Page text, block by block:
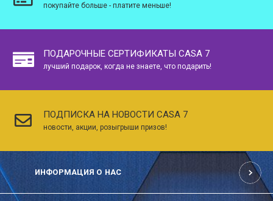
покупайте больше - платите меньше!
ПОДАРОЧНЫЕ СЕРТИФИКАТЫ CASA 7
лучший подарок, когда не знаете, что подарить!
ПОДПИСКА НА НОВОСТИ CASA 7
новости, акции, розыгрыши призов!
ИНФОРМАЦИЯ О НАС